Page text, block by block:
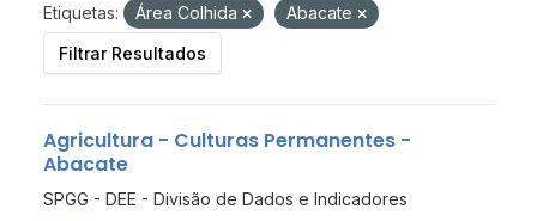
Etiquetas: Área Colhida
Abacate
Filtrar Resultados
Agricultura - Culturas Permanentes -
Abacate
SPGG - DEE - Divisão de Dados e Indicadores